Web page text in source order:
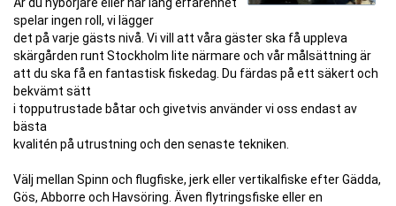
spelar ingen roll, vi lägger
det på varje gästs nivå. Vi vill att våra gäster ska få uppleva
skärgården runt Stockholm lite närmare och vår målsättning är
att du ska få en fantastisk fiskedag. Du färdas på ett säkert och
bekvämt sätt
i topputrustade båtar och givetvis använder vi oss endast av
bästa
kvalitén på utrustning och den senaste tekniken.
Välj mellan Spinn och flugfiske, jerk eller vertikalfiske efter Gädda,
Gös, Abborre och Havsöring. Även flytringsfiske eller en